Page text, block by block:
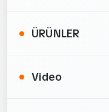
ÜRÜNLER
Video